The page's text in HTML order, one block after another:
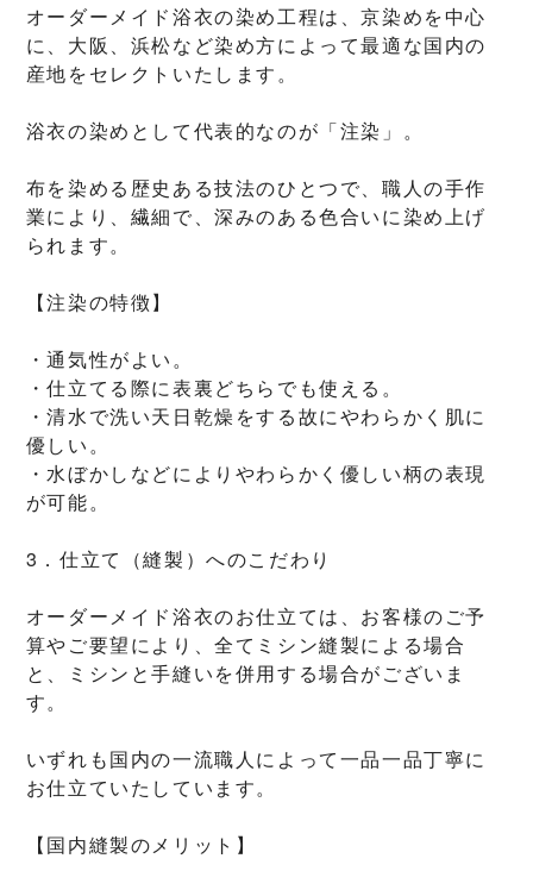
オーダーメイド浴衣の染め工程は、京染めを中心
に、大阪、浜松など染め方によって最適な国内の
産地をセレクトいたします。
浴衣の染めとして代表的なのが「注染」。
布を染める歴史ある技法のひとつで、職人の手作
業により、繊細で、深みのある色合いに染め上げ
られます。
【注染の特徴】
・通気性がよい。
・仕立てる際に表裏どちらでも使える。
・清水で洗い天日乾燥をする故にやわらかく肌に
優しい。
・水ぼかしなどによりやわらかく優しい柄の表現
が可能。
3．仕立て（縫製）へのこだわり
オーダーメイド浴衣のお仕立ては、お客様のご予
算やご要望により、全てミシン縫製による場合
と、ミシンと手縫いを併用する場合がございま
す。
いずれも国内の一流職人によって一品一品丁寧に
お仕立ていたしています。
【国内縫製のメリット】